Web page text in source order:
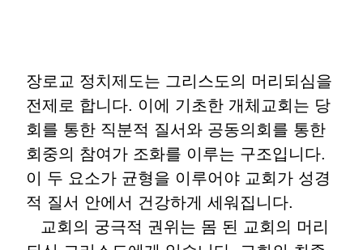
장로교 정치제도는 그리스도의 머리되심을
전제로 합니다. 이에 기초한 개체교회는 당
회를 통한 직분적 질서와 공동의회를 통한
회중의 참여가 조화를 이루는 구조입니다.
이 두 요소가 균형을 이루어야 교회가 성경
적 질서 안에서 건강하게 세워집니다.
교회의 궁극적 권위는 몸 된 교회의 머리